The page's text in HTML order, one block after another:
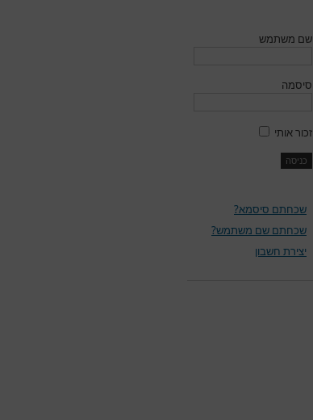
שם משתמש
סיסמה
זכור אותי
שכחתם סיסמא?
שכחתם שם משתמש?
יצירת חשבון